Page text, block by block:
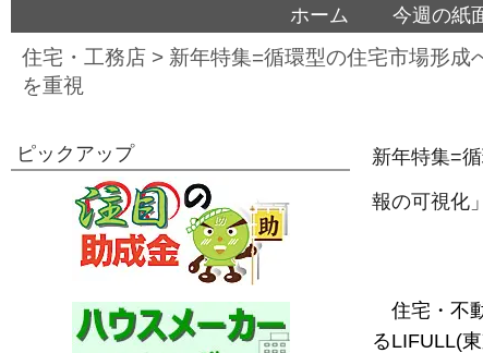
ホーム 今週の紙
住宅・工務店 > 新年特集=循環型の住宅市場形
を重視
新年特集=
報の可視化
住宅・不
るLIFULL(
ピックアップ